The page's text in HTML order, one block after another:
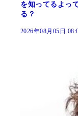
を知ってるよっ
る？
2026年08月05日